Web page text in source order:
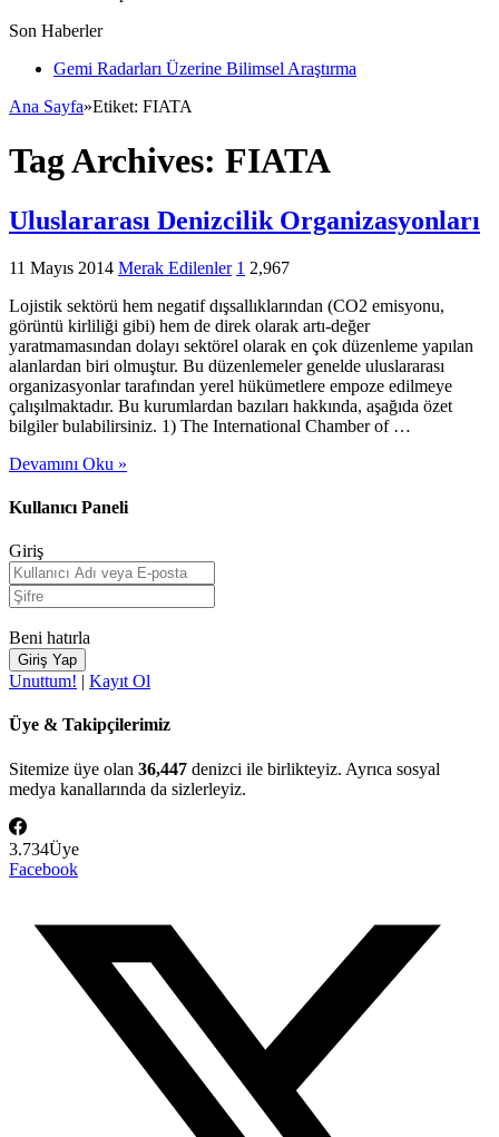
Son Haberler
Gemi Radarları Üzerine Bilimsel Araştırma
Ana Sayfa»Etiket: FIATA
Tag Archives: FIATA
Uluslararası Denizcilik Organizasyonları
11 Mayıs 2014 Merak Edilenler 1 2,967
Lojistik sektörü hem negatif dışsallıklarından (CO2 emisyonu,
görüntü kirliliği gibi) hem de direk olarak artı-değer
yaratmamasından dolayı sektörel olarak en çok düzenleme yapılan
alanlardan biri olmuştur. Bu düzenlemeler genelde uluslararası
organizasyonlar tarafından yerel hükümetlere empoze edilmeye
çalışılmaktadır. Bu kurumlardan bazıları hakkında, aşağıda özet
bilgiler bulabilirsiniz. 1) The International Chamber of …
Devamını Oku »
Kullanıcı Paneli
Giriş
Beni hatırla
Unuttum! | Kayıt Ol
Üye & Takipçilerimiz
Sitemize üye olan 36,447 denizci ile birlikteyiz. Ayrıca sosyal
medya kanallarında da sizlerleyiz.
3.734Üye
Facebook